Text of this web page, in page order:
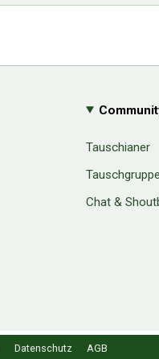
Tauschianer
Chat &
Datenschutz AGB